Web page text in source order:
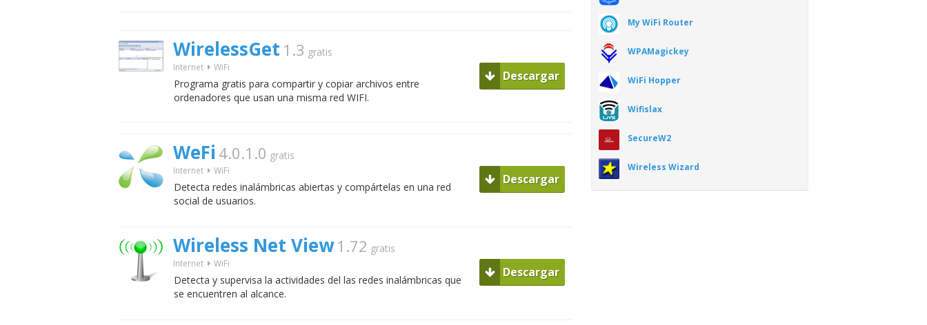
WirelessGet 1.3 gratis
Internet WiFi
Programa gratis para compartir y copiar archivos entre
ordenadores que usan una misma red WIFI.
Descargar
WeFi 4.0.1.0 gratis
Internet WiFi
Detecta redes inalámbricas abiertas y compártelas en una red
social de usuarios.
Descargar
Wireless Net View 1.72 gratis
Internet WiFi
Detecta y supervisa la actividades del las redes inalámbricas que
se encuentren al alcance.
Descargar
My WiFi Router
WPAMagickey
WiFi Hopper
Wifislax
SecureW2
Wireless Wizard